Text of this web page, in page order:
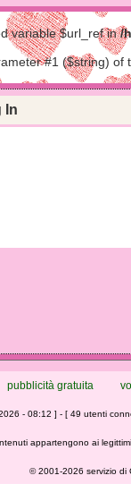
variable $url_ref in/
#1 ($string)
In
pubblicità gratuita
- 08:12 ] - [ 49 utenti
appartengono ai
©2001-2026 servizio di